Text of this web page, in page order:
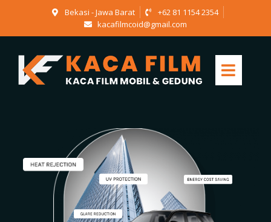
Bekasi - Jawa Barat
+62 81 1154 2354
kacafilmcoid@gmail.com